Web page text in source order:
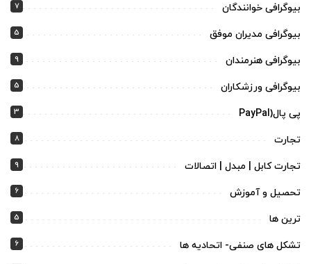
بیوگرافی خوانندگان 7
بیوگرافی مدیران موفق 5
بیوگرافی هنرمندان 9
بیوگرافی ورزشکاران 5
پی پال(PayPal 3
تجارت 8
تجارت کابل | مبدل | اتصالات 9
تحصیل و آموزش 6
ترین ها 5
تشکل های صنفی- اتحادیه ها 6